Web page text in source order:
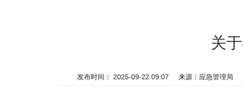
关
发布时间： 2025-09-22 09:07 来源：应急管理局